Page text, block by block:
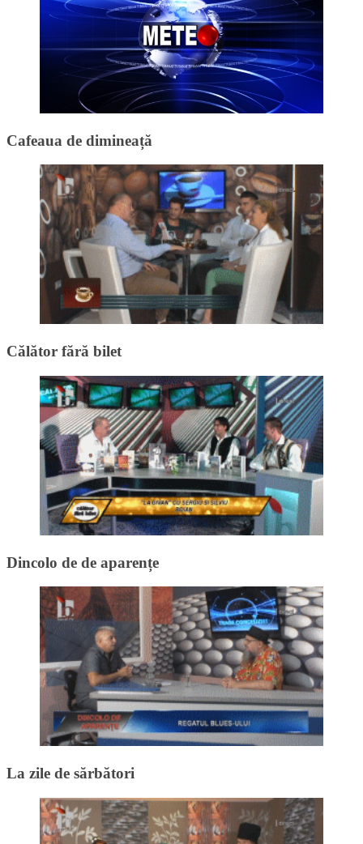
Cafeaua de dimineață
Călător fără bilet
Dincolo de de aparențe
La zile de sărbători